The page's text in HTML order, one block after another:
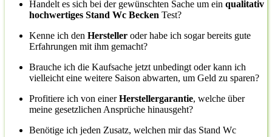
Handelt es sich bei der gewünschten Sache um ein qualitativ
hochwertiges Stand Wc Becken Test?
Kenne ich den Hersteller oder habe ich sogar bereits gute
Erfahrungen mit ihm gemacht?
Brauche ich die Kaufsache jetzt unbedingt oder kann ich
vielleicht eine weitere Saison abwarten, um Geld zu sparen?
Profitiere ich von einerHerstellergarantie, welche über
meine gesetzlichen Ansprüche hinausgeht?
Benötige ich jeden Zusatz, welchen mir das Stand Wc